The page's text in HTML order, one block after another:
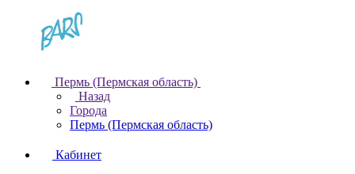
Пермь (Пермская область)
Назад
Города
Пермь (Пермская область)
Кабинет